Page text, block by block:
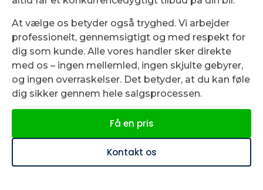
At vælge os betyder også tryghed. Vi arbejder
professionelt, gennemsigtigt og med respekt for
dig som kunde. Alle vores handler sker direkte
med os – ingen mellemled, ingen skjulte gebyrer,
og ingen overraskelser. Det betyder, at du kan føle
dig sikker gennem hele salgsprocessen.
Få en pris
Kontakt os